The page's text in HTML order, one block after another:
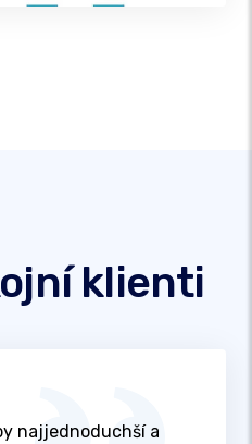
klienti
najjednoduchší a